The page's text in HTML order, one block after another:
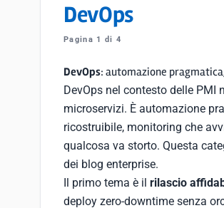
DevOps
Pagina 1 di 4
DevOps: automazione
DevOps nel contesto delle PMI
microservizi. È automazione
ricostruibile, monitoring che
qualcosa va storto. Questa
dei blog enterprise.
Il primo tema è il rilascio
deploy zero-downtime senza